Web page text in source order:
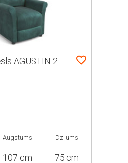
AGUSTIN 2
Augstums
107 cm
Dziļums
75 cm